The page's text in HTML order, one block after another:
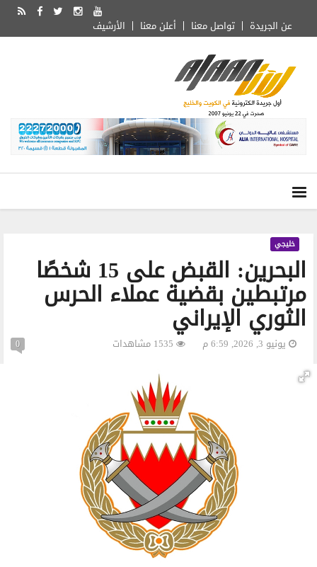
الأرشيف أعلن معنا تواصل معنا عن الجريدة
البحرين: القبض على 15 شخصًا
مرتبطين بقضية عملاء الحرس
الثوري الإيراني
خليجي
يونيو 3, 2026, 6:59 م 0